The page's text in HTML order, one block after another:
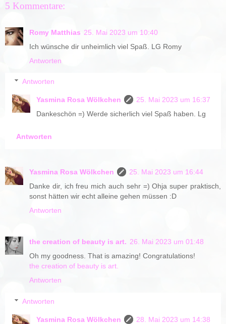
5 Kommentare:
Romy Matthias 25. Mai 2023 um 10:40
Ich wünsche dir unheimlich viel Spaß. LG Romy
Antworten
Antworten
Yasmina Rosa Wölkchen
25. Mai 2023 um 16:37
Dankeschön =) Werde sicherlich viel Spaß haben. Lg
Antworten
Yasmina Rosa Wölkchen
25. Mai 2023 um 16:44
Danke dir, ich freu mich auch sehr =) Ohja super praktisch,
sonst hätten wir echt alleine gehen müssen :D
Antworten
the creation of beauty is art. 26. Mai 2023 um 01:48
Oh my goodness. That is amazing! Congratulations!
the creation of beauty is art.
Antworten
Antworten
Yasmina Rosa Wölkchen
28. Mai 2023 um 14:38